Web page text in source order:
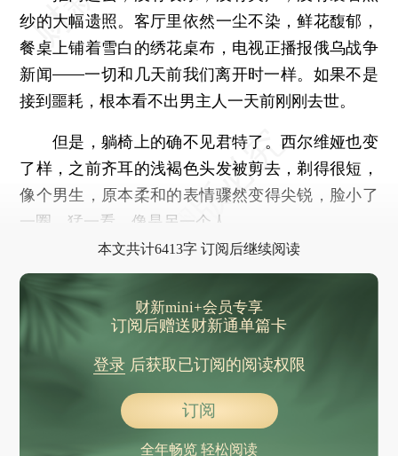
纱的大幅遗照。客厅里依然一尘不染，鲜花馥郁，
餐桌上铺着雪白的绣花桌布，电视正播报俄乌战争
新闻——一切和几天前我们离开时一样。如果不是
接到噩耗，根本看不出男主人一天前刚刚去世。
但是，躺椅上的确不见君特了。西尔维娅也变
了样，之前齐耳的浅褐色头发被剪去，剃得很短，
像个男生，原本柔和的表情骤然变得尖锐，脸小了
一圈，猛一看，像是另一个人。
本文共计6413字 订阅后继续阅读
财新mini+会员专享
订阅后赠送财新通单篇卡
登录后获取已订阅的阅读权限
订阅
全年畅览 轻松阅读